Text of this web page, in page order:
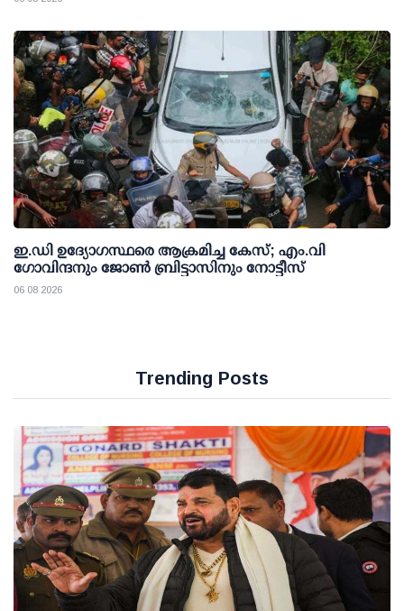
ഇ.ഡി ഉദ്യോഗസ്ഥരെ ആക്രമിച്ച കേസ്; എം.വി
ഗോവിന്ദനും ജോണ്‍ ബ്രിട്ടാസിനും നോട്ടീസ്
06 08 2026
Trending Posts